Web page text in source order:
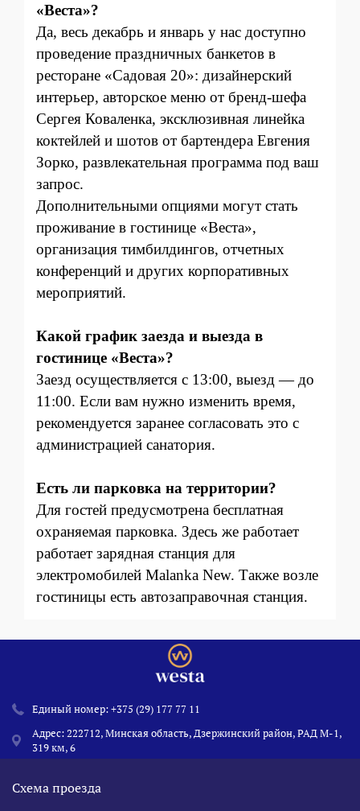
«Веста»?
Да, весь декабрь и январь у нас доступно
проведение праздничных банкетов в
ресторане «Садовая 20»: дизайнерский
интерьер, авторское меню от бренд-шефа
Сергея Коваленка, эксклюзивная линейка
коктейлей и шотов от бартендера Евгения
Зорко, развлекательная программа под ваш
запрос.
Дополнительными опциями могут стать
проживание в гостинице «Веста»,
организация тимбилдингов, отчетных
конференций и других корпоративных
мероприятий.
Какой график заезда и выезда в
гостинице «Веста»?
Заезд осуществляется с 13:00, выезд — до
11:00. Если вам нужно изменить время,
рекомендуется заранее согласовать это с
администрацией санатория.
Есть ли парковка на территории?
Для гостей предусмотрена бесплатная
охраняемая парковка. Здесь же работает
работает зарядная станция для
электромобилей Malanka New. Также возле
гостиницы есть автозаправочная станция.
Единый номер:+375 (29) 177 77 11
Адрес: 222712, Минская область, Дзержинский район, РАД М-1,
319 км, 6
Схема проезда